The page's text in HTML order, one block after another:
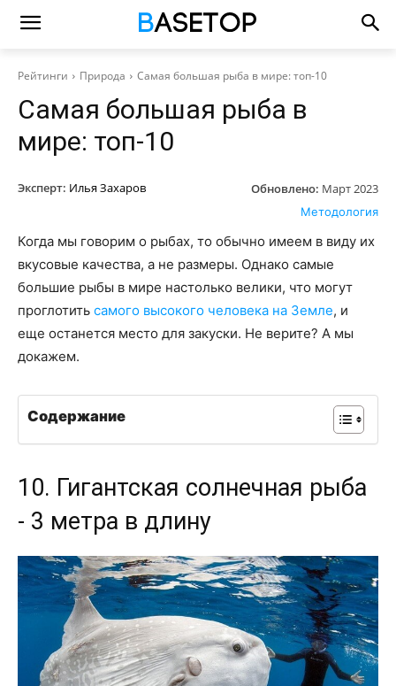
Рейтинги Природа Самая большая рыба в мире: топ-10
Самая большая рыба в
мире: топ-10
Эксперт: Илья Захаров Обновлено: Март 2023
Методология
Когда мы говорим о рыбах, то обычно имеем в виду их
вкусовые качества, а не размеры. Однако самые
большие рыбы в мире настолько велики, что могут
проглотить самого высокого человека на Земле, и
еще останется место для закуски. Не верите? А мы
докажем.
Содержание
10. Гигантская солнечная рыба
- 3 метра в длину